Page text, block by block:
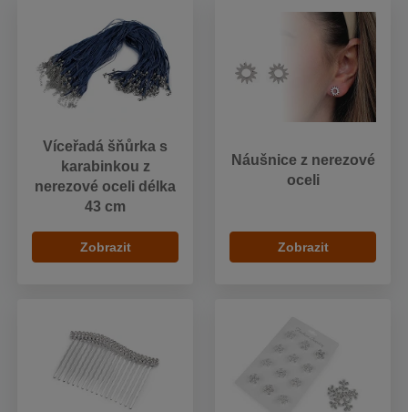
Víceřadá šňůrka s
karabinkou z
nerezové oceli délka
43 cm
Zobrazit
Náušnice z nerezové
oceli
Zobrazit